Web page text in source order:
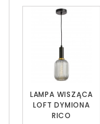
LAMPA WISZĄCA
LOFT DYMIONA
RICO